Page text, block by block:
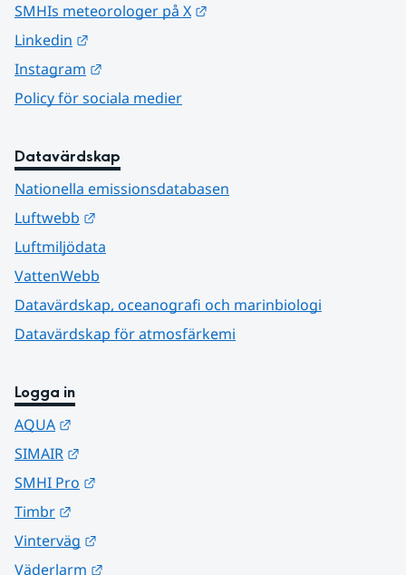
SMHIs meteorologer på X
Linkedin
Instagram
Policy för sociala medier
Datavärdskap
Nationella emissionsdatabasen
Luftwebb
Luftmiljödata
VattenWebb
Datavärdskap, oceanografi och marinbiologi
Datavärdskap för atmosfärkemi
Logga in
AQUA
SIMAIR
SMHI Pro
Timbr
Vinterväg
Väderlarm